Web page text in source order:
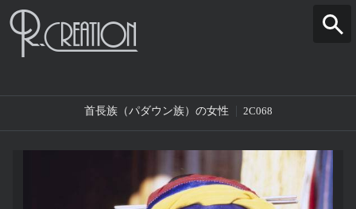
首長族（パダウン族）の女性 2C068